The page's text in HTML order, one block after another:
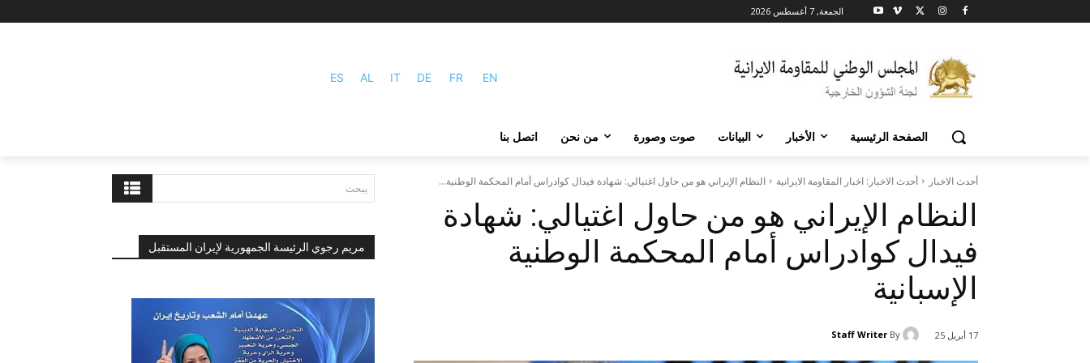
الجمعة, 7 أغسطس 2026
ES AL IT DE FR EN
الصفحة الرئيسية الأخبار البيانات صوت وصورة من نحن اتصل بنا
يبحث
مريم رجوي الرئيسة الجمهورية لإيران المستقبل
أحدث الاخبار أحدث الاخبار: اخبار المقاومة الايرانية النظام الإيراني هو من حاول اغتيالي: شهادة فيدال كوادراس أمام المحكمة الوطنية...
النظام الإيراني هو من حاول اغتيالي: شهادة
فيدال كوادراس أمام المحكمة الوطنية
الإسبانية
17 أبريل 25 By
Staff Writer